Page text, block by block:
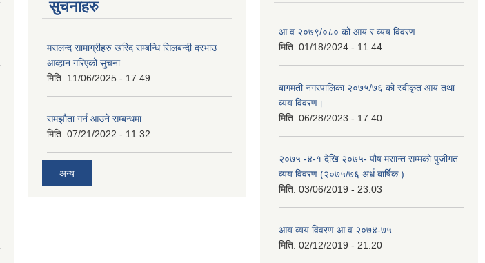
सुचनाहरु
मसलन्द सामाग्रीहरु खरिद सम्बन्धि सिलबन्दी दरभाउ
आव्हान गरिएको सुचना
मिति: 11/06/2025 - 17:49
समझौता गर्न आउने सम्बन्धमा
मिति: 07/21/2022 - 11:32
अन्य
आ.व.२०७९/०८० को आय र व्यय विवरण
मिति: 01/18/2024 - 11:44
बागमती नगरपालिका २०७५/७६ को स्वीकृत आय तथा
व्यय विवरण।
मिति: 06/28/2023 - 17:40
२०७५ -४-१ देखि २०७५- पौष मसान्त सम्मको पुजीगत
व्यय विवरण (२०७५/७६ अर्ध बार्षिक )
मिति: 03/06/2019 - 23:03
आय व्यय विवरण आ.व.२०७४-७५
मिति: 02/12/2019 - 21:20